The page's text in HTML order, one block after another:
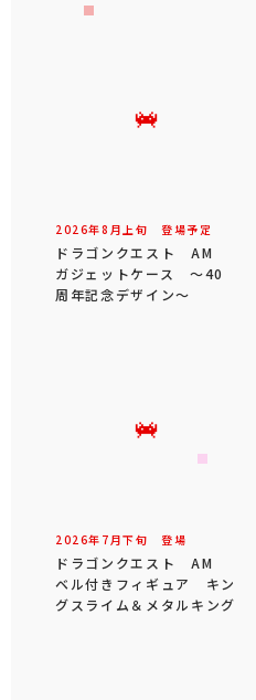
2026年8 月 上旬 登場予定
ドラゴンクエスト AM
ガジェットケース ～40
周年記念デザイン～
2026年 7 月下旬 登場
ドラゴンクエスト AM
ベル付きフィギュア キン
グスライム＆メタルキング